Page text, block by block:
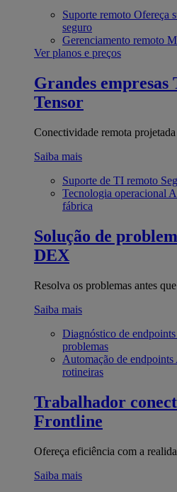
Suporte remoto Ofereça
seguro
Gerenciamento remoto
Ver planos e preços
Grandes empresas
Tensor
Conectividade remota projetada
Saiba mais
Suporte de TI remoto
Tecnologia operacional
fábrica
Solução de
DEX
Resolva os problemas antes
Saiba mais
Diagnóstico de endpoints
problemas
Automação de endpoints
rotineiras
Trabalhador
Frontline
Ofereça eficiência com a
Saiba mais